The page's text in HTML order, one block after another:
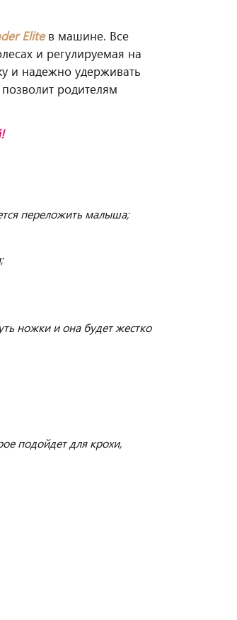
Eliteв машине. Все
и регулируемая на
и надежно удерживать
родителям
переложить малыша;
ножки и она будет жестко
подойдет для крохи,